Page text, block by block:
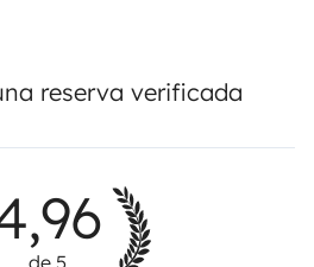
reserva verificada
de 5